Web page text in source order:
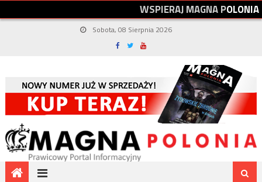
WSPIERAJMAGNAPOLONIA
Sobota, 08 Sierpnia 2026